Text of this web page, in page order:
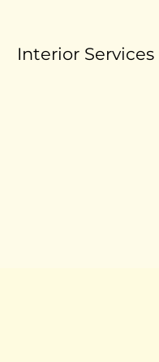
Interior Services